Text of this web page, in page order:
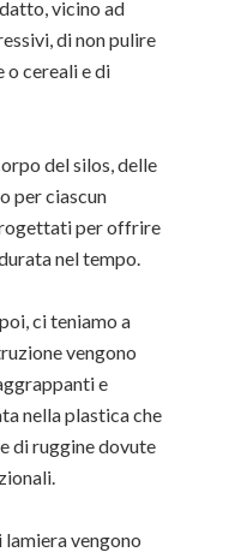
vicino ad
di non pulire
o cereali e di
del silos, delle
per ciascun
per offrire
nel tempo.
ci teniamo a
vengono
e
nella plastica che
di ruggine dovute
vengono